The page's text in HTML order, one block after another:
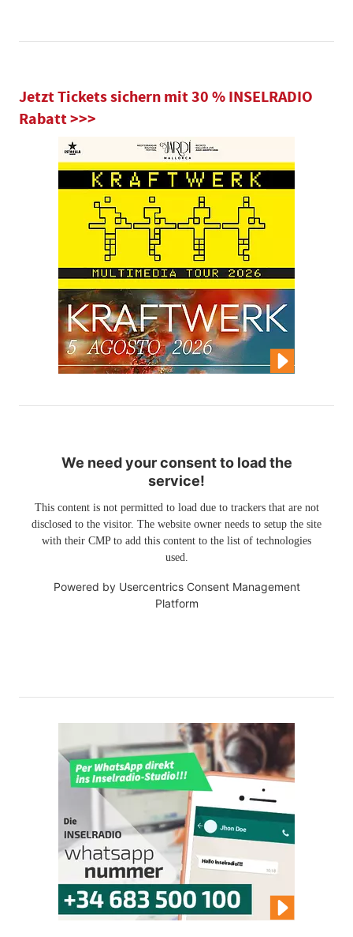
Jetzt Tickets sichern mit 30 % INSELRADIO
Rabatt >>>
We need your consent to load the
service!
This content is not permitted to load due to trackers that are not
disclosed to the visitor. The website owner needs to setup the site
with their CMP to add this content to the list of technologies
used.
Powered by Usercentrics Consent Management
Platform